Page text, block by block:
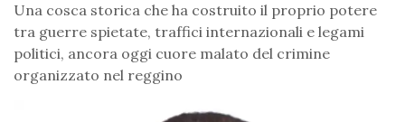
Una cosca storica che ha costruito il proprio potere
tra guerre spietate, traffici internazionali e legami
politici, ancora oggi cuore malato del crimine
organizzato nel reggino